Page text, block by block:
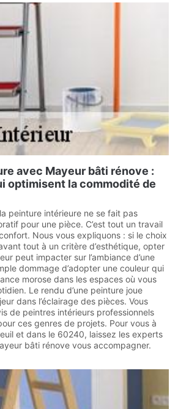
avec Mayeur bâti rénove :
optimisent la commodité de
peinture intérieure ne se fait pas
pour une pièce. C’est tout un travail
Nous vous expliquons : si le choix
tout à un critère d’esthétique, opter
peut impacter sur l’ambiance d’une
dommage d’adopter une couleur qui
morose dans les espaces où vous
Le rendu d’une peinture joue
dans l’éclairage des pièces. Vous
de peintres intérieurs professionnels
ces genres de projets. Pour vous à
et dans le 60240, laissez les experts
bâti rénove vous accompagner.